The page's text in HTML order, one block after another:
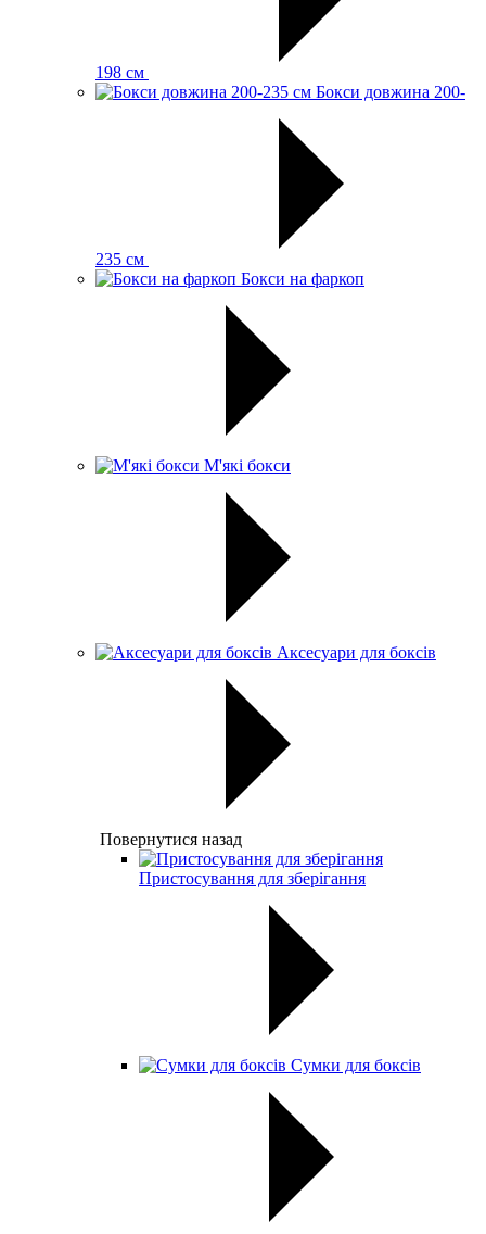
198 см
Бокси довжина 200-
235 см
Бокси на фаркоп
М'які бокси
Аксесуари для боксів
Повернутися назад
Пристосування для зберігання
Сумки для боксів